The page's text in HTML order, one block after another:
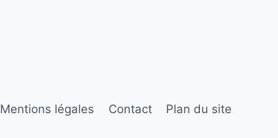
Mentions légales Contact Plan du site